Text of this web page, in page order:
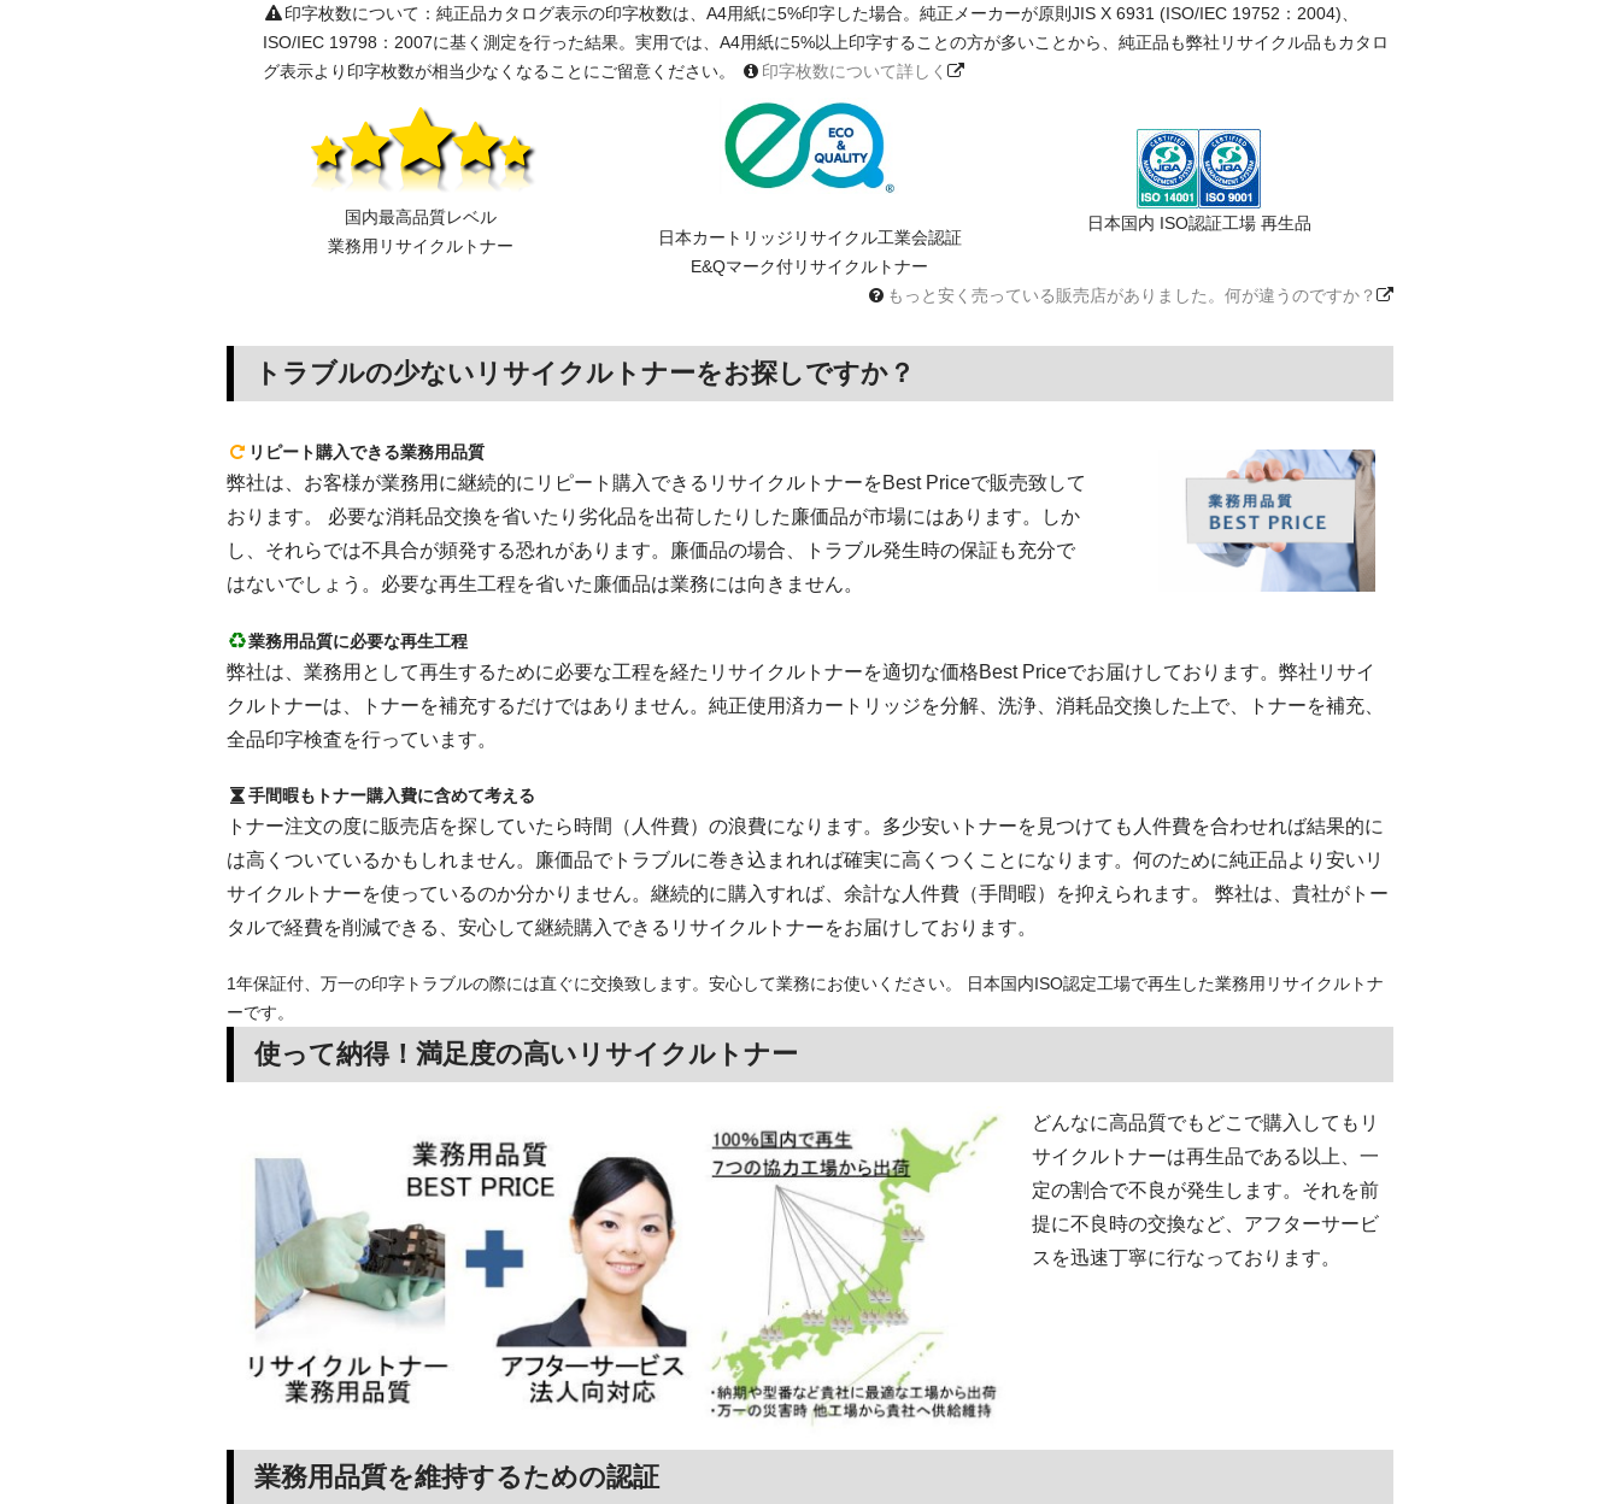
印字枚数について：純正品カタログ表示の印字枚数は、A4用紙に5%印字した場合。純正メーカーが原則JIS X 6931 (ISO/IEC 19752：2004)、
ISO/IEC 19798：2007に基く測定を行った結果。実用では、A4用紙に5%以上印字することの方が多いことから、純正品も弊社リサイクル品もカタロ
グ表示より印字枚数が相当少なくなることにご留意ください。
印字枚数について詳しく
国内最高品質レベル
業務用リサイクルトナー
日本カートリッジリサイクル工業会認証
E&Qマーク付リサイクルトナー
日本国内 ISO認証工場 再生品
もっと安く売っている販売店がありました。何が違うのですか？
トラブルの少ないリサイクルトナーをお探しですか？
リピート購入できる業務用品質
弊社は、お客様が業務用に継続的にリピート購入できるリサイクルトナーをBest Priceで販売致して
おります。 必要な消耗品交換を省いたり劣化品を出荷したりした廉価品が市場にはあります。しか
し、それらでは不具合が頻発する恐れがあります。廉価品の場合、トラブル発生時の保証も充分で
はないでしょう。必要な再生工程を省いた廉価品は業務には向きません。
業務用品質に必要な再生工程
弊社は、業務用として再生するために必要な工程を経たリサイクルトナーを適切な価格Best Priceでお届けしております。弊社リサイ
クルトナーは、トナーを補充するだけではありません。純正使用済カートリッジを分解、洗浄、消耗品交換した上で、トナーを補充、
全品印字検査を行っています。
手間暇もトナー購入費に含めて考える
トナー注文の度に販売店を探していたら時間（人件費）の浪費になります。多少安いトナーを見つけても人件費を合わせれば結果的に
は高くついているかもしれません。廉価品でトラブルに巻き込まれれば確実に高くつくことになります。何のために純正品より安いリ
サイクルトナーを使っているのか分かりません。継続的に購入すれば、余計な人件費（手間暇）を抑えられます。 弊社は、貴社がトー
タルで経費を削減できる、安心して継続購入できるリサイクルトナーをお届けしております。
1年保証付、万一の印字トラブルの際には直ぐに交換致します。安心して業務にお使いください。 日本国内ISO認定工場で再生した業務用リサイクルトナ
ーです。
使って納得！満足度の高いリサイクルトナー
どんなに高品質でもどこで購入してもリ
サイクルトナーは再生品である以上、一
定の割合で不良が発生します。それを前
提に不良時の交換など、アフターサービ
スを迅速丁寧に行なっております。
業務用品質を維持するための認証